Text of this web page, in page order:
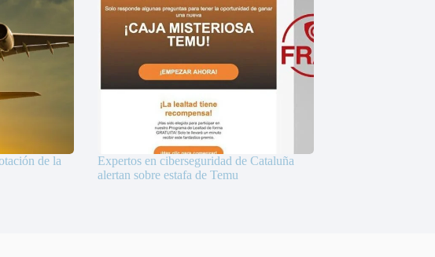
de la
Expertos en ciberseguridad de Cataluña
alertan sobre estafa de Temu